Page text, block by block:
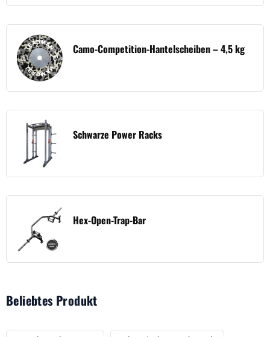
Camo-Competition-Hantelscheiben – 4,5 kg
Schwarze Power Racks
Hex-Open-Trap-Bar
Beliebtes Produkt